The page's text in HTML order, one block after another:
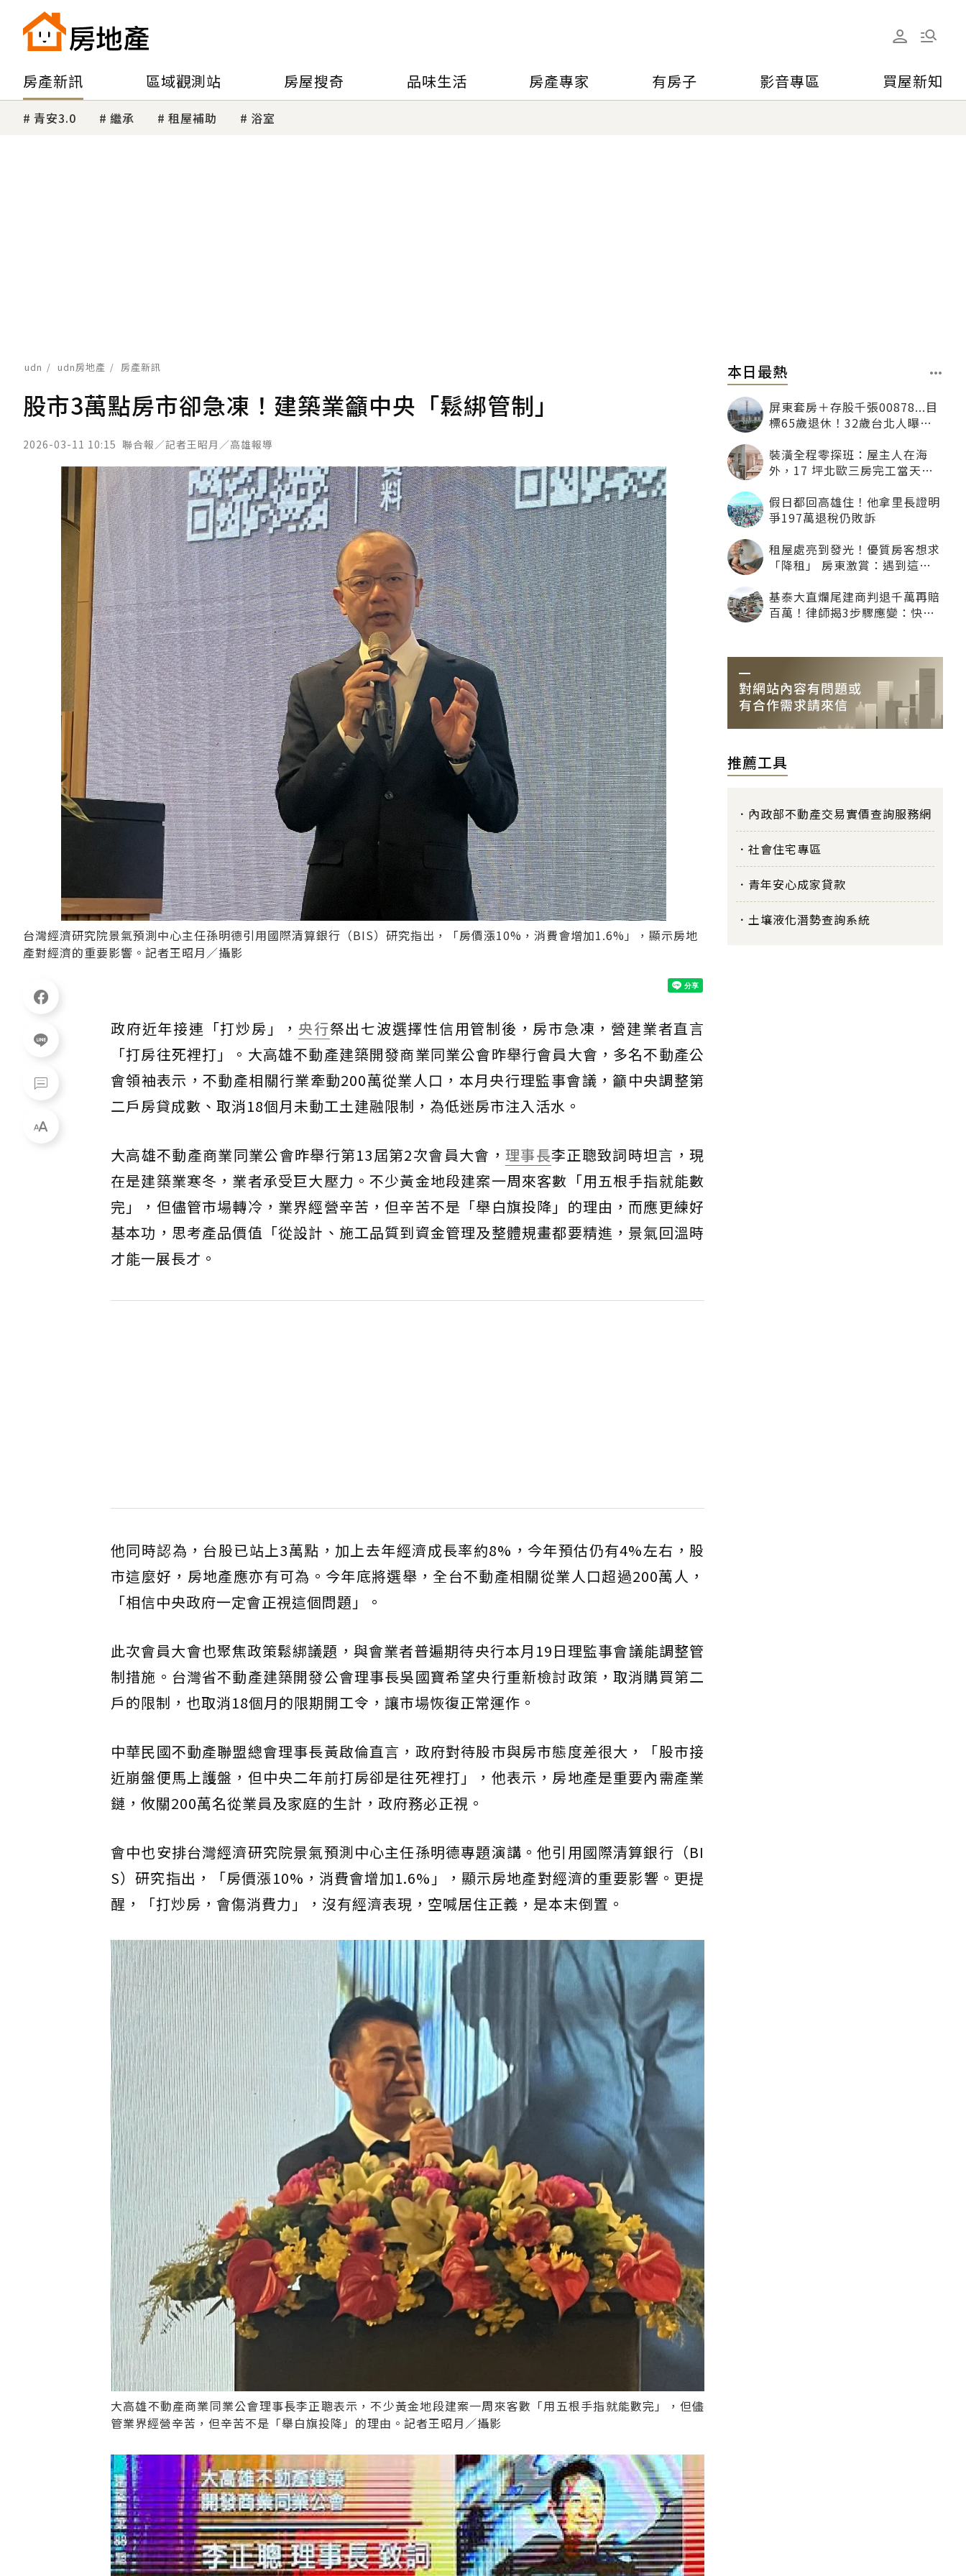
房產新訊 區域觀測站 房屋搜奇 品味生活 房產專家 有房子 影音專區 買屋新知
青安3.0 繼承 租屋補助 浴室
udn udn房地產 房產新訊
股市3萬點房市卻急凍！建築業籲中央「鬆綁管制」
2026-03-11 10:15 聯合報／記者王昭月／高雄報導
台灣經濟研究院景氣預測中心主任孫明德引用國際清算銀行（BIS）研究指出，「房價漲10%，消費會增加1.6%」，顯示房地
產對經濟的重要影響。記者王昭月／攝影
政府近年接連「打炒房」， 央行祭出七波選擇性信用管制後，房市急凍，營建業者直言
「打房往死裡打」。大高雄不動產建築開發商業同業公會昨舉行會員大會，多名不動產公
會領袖表示，不動產相關行業牽動200萬從業人口，本月央行理監事會議，籲中央調整第
二戶房貸成數、取消18個月未動工土建融限制，為低迷房市注入活水。
大高雄不動產商業同業公會昨舉行第13屆第2次會員大會， 理事長李正聰致詞時坦言，現
在是建築業寒冬，業者承受巨大壓力。不少黃金地段建案一周來客數「用五根手指就能數
完」，但儘管市場轉冷，業界經營辛苦，但辛苦不是「舉白旗投降」的理由，而應更練好
基本功，思考產品價值「從設計、施工品質到資金管理及整體規畫都要精進，景氣回溫時
才能一展長才。
他同時認為，台股已站上3萬點，加上去年經濟成長率約8%，今年預估仍有4%左右，股
市這麼好，房地產應亦有可為。今年底將選舉，全台不動產相關從業人口超過200萬人，
「相信中央政府一定會正視這個問題」。
此次會員大會也聚焦政策鬆綁議題，與會業者普遍期待央行本月19日理監事會議能調整管
制措施。台灣省不動產建築開發公會理事長吳國寶希望央行重新檢討政策，取消購買第二
戶的限制，也取消18個月的限期開工令，讓市場恢復正常運作。
中華民國不動產聯盟總會理事長黃啟倫直言，政府對待股市與房市態度差很大，「股市接
近崩盤便馬上護盤，但中央二年前打房卻是往死裡打」，他表示，房地產是重要內需產業
鏈，攸關200萬名從業員及家庭的生計，政府務必正視。
會中也安排台灣經濟研究院景氣預測中心主任孫明德專題演講。他引用國際清算銀行（BI
S）研究指出，「房價漲10%，消費會增加1.6%」，顯示房地產對經濟的重要影響。更提
醒，「打炒房，會傷消費力」，沒有經濟表現，空喊居住正義，是本末倒置。
大高雄不動產商業同業公會理事長李正聰表示，不少黃金地段建案一周來客數「用五根手指就能數完」，但儘
管業界經營辛苦，但辛苦不是「舉白旗投降」的理由。記者王昭月／攝影
本日最熱
屏東套房＋存股千張00878...目
標65歲退休！32歲台北人曝：
裝潢全程零探班：屋主人在海
外，17 坪北歐三房完工當天才
假日都回高雄住！他拿里長證明
爭197萬退稅仍敗訴
租屋處亮到發光！優質房客想求
「降租」 房東激賞：遇到這種
基泰大直爛尾建商判退千萬再賠
百萬！律師揭3步驟應變：快通
推薦工具
內政部不動產交易實價查詢服務網
社會住宅專區
青年安心成家貸款
土壤液化潛勢查詢系統